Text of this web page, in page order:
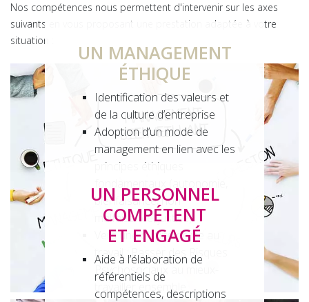
Nos compétences nous permettent d'intervenir sur les axes
suivants en vous proposant une prestation adaptée à votre
situation :
UN MANAGEMENT
ÉTHIQUE
Identification des valeurs et
de la culture d’entreprise
Adoption d’un mode de
management en lien avec les
principes éthiques
bienfaisance, non
malfaisance, justice)
Vers une qualité de vie au
travail : Passer des Risques
Psychosociaux au mieux-
travailler ensemble
UN PERSONNEL
COMPÉTENT
ET ENGAGÉ
Aide à l’élaboration de
référentiels de
compétences, descriptions